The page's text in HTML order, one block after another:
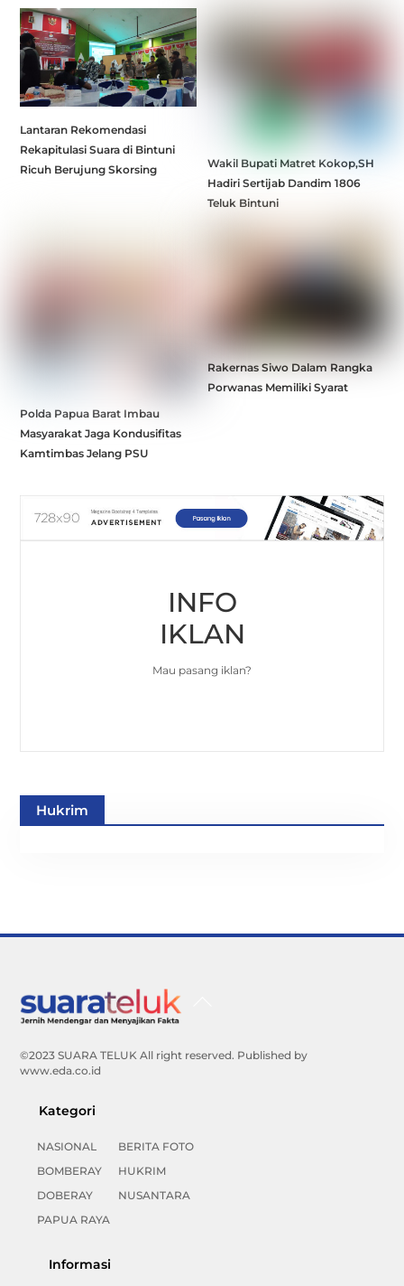
Lantaran Rekomendasi
Rekapitulasi Suara di Bintuni
Ricuh Berujung Skorsing
Wakil Bupati Matret Kokop,SH
Hadiri Sertijab Dandim 1806
Teluk Bintuni
Polda Papua Barat Imbau
Masyarakat Jaga Kondusifitas
Kamtimbas Jelang PSU
Rakernas Siwo Dalam Rangka
Porwanas Memiliki Syarat
INFO
IKLAN
Mau pasang iklan?
Hukrim
©2023 SUARA TELUK All right reserved. Published by
www.eda.co.id
Kategori
NASIONAL
BOMBERAY
DOBERAY
PAPUA RAYA
BERITA FOTO
HUKRIM
NUSANTARA
Informasi